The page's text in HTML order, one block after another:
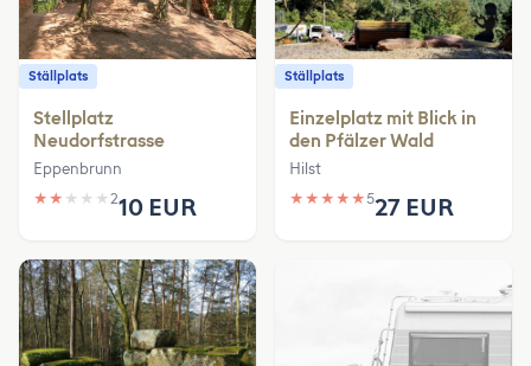
Ställplats
Stellplatz
Neudorfstrasse
Eppenbrunn
★ ★ ★ ★ ★ 210 EUR
Ställplats
Einzelplatz mit Blick in
den Pfälzer Wald
Hilst
★ ★ ★ ★ ★527 EUR